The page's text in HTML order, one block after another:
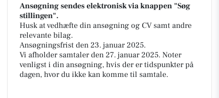
Ansøgning sendes elektronisk via knappen "Søg
stillingen".
Husk at vedhæfte din ansøgning og CV samt andre
relevante bilag.
Ansøgningsfrist den 23. januar 2025.
​Vi afholder samtaler den 27. januar 2025. Noter
venligst i din ansøgning, hvis der er tidspunkter på
dagen, hvor du ikke kan komme til samtale.